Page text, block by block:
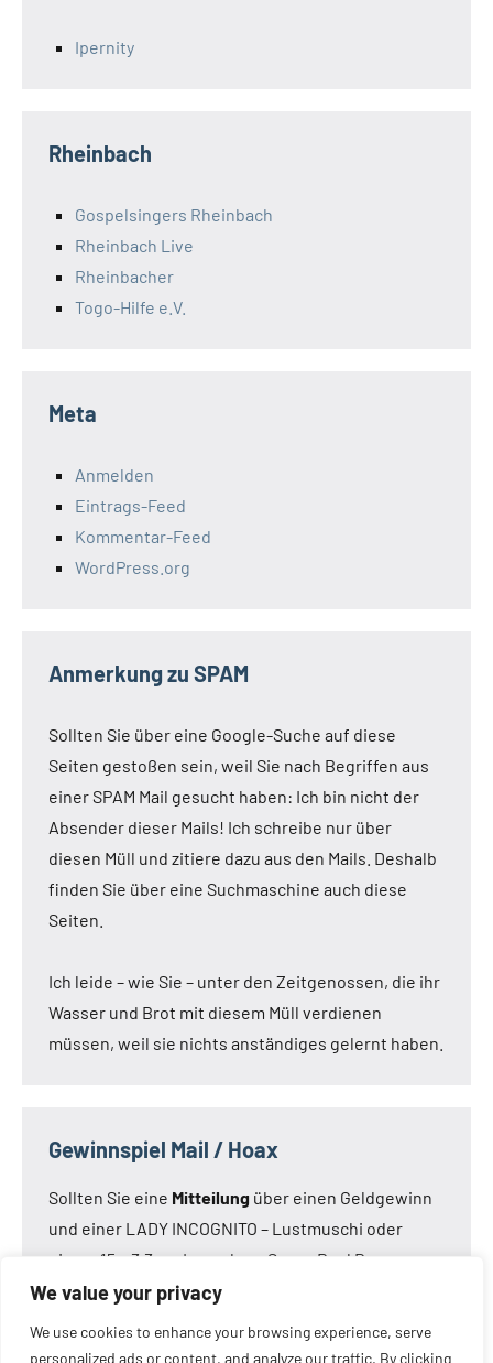
We value your privacy
We use cookies to enhance your browsing experience, serve
personalized ads or content, and analyze our traffic. By clicking
Ipernity
Rheinbach
Gospelsingers Rheinbach
Rheinbach Live
Rheinbacher
Togo-Hilfe e.V.
Meta
Anmelden
Eintrags-Feed
Kommentar-Feed
WordPress.org
Anmerkung zu SPAM
Sollten Sie über eine Google-Suche auf diese
Seiten gestoßen sein, weil Sie nach Begriffen aus
einer SPAM Mail gesucht haben: Ich bin nicht der
Absender dieser Mails! Ich schreibe nur über
diesen Müll und zitiere dazu aus den Mails. Deshalb
finden Sie über eine Suchmaschine auch diese
Seiten.
Ich leide – wie Sie – unter den Zeitgenossen, die ihr
Wasser und Brot mit diesem Müll verdienen
müssen, weil sie nichts anständiges gelernt haben.
Gewinnspiel Mail / Hoax
Sollten Sie eine Mitteilung über einen Geldgewinn
und einer LADY INCOGNITO – Lustmuschi oder
einem 15 x 3,3 cm Loveclone Super Real Dong –
oder was immer den Kameraden noch einfällt –
Mail ist eine Fälschung.